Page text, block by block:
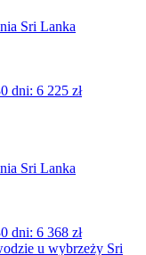
Sri Lanka
dni: 6 225 zł
Sri Lanka
dni: 6 368 zł